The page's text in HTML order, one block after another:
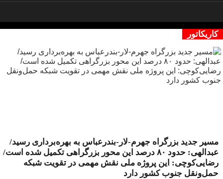
کاریکاتور
مسیر جدید بزرگراه جهرم-لار-بندرعباس به بهره‌برداری رسید/
عبدالهی: حدود ۸۰ درصد این محور بزرگراهی تکمیل شده است/
رضایی‌کوچی: این پروژه ملی نقش مهمی در تقویت شبکه
حمل‌ونقل جنوب کشور دارد